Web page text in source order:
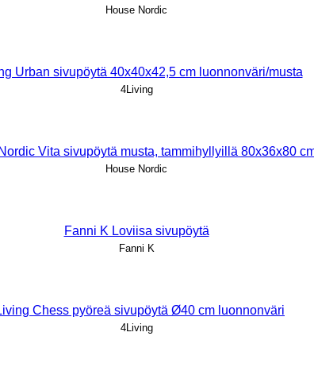
House Nordic
Urban sivupöytä 40x40x42,5 cm luonnonväri/musta
4Living
Vita sivupöytä musta, tammihyllyillä 80x36x80
House Nordic
Fanni K Loviisa sivupöytä
Fanni K
Chess pyöreä sivupöytä Ø40 cm luonnonväri
4Living